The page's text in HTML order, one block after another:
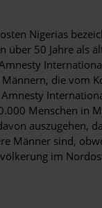
Nigerias
über 50 Jahre als
die vom
Menschen in
auszugehen,
Männer sind,
im